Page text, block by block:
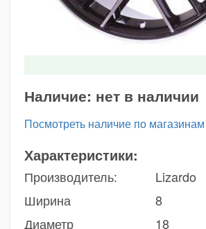
Наличие: нет в наличии
Посмотреть наличие по магазинам
Характеристики:
Производитель:
Lizardo
Ширина
8
Диаметр
18